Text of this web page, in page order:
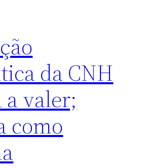
da CNH
a valer;
como